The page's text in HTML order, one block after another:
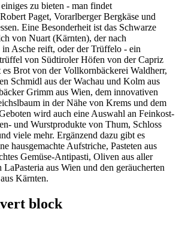
zu bieten - man findet
Paget, Vorarlberger Bergkäse und
Eine Besonderheit ist das Schwarze
von Nuart (Kärnten), der nach
Asche reift, oder der Trüffelo - ein
von Südtiroler Höfen von der Capriz
Brot von der Vollkornbäckerei Waldherr,
Schmidl aus der Wachau und Kolm aus
Grimm aus Wien, dem innovativen
in der Nähe von Krems und dem
wird auch eine Auswahl an Feinkost-
und Wurstprodukte von Thum, Schloss
viele mehr. Ergänzend dazu gibt es
hausgemachte Aufstriche, Pasteten aus
Gemüse-Antipasti, Oliven aus aller
aus Wien und den geräucherten
Kärnten.
block